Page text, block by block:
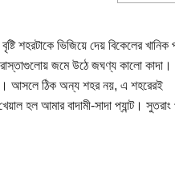
শহরটাকে ভিজিয়ে দেয় বিকেলের খানিক
জমে উঠে জঘণ্য কালো
আসলে ঠিক অন্য শহর নয়, এ শহরেরই
হল আমার বাদামী-সাদা প্যান্ট। সুতরাং